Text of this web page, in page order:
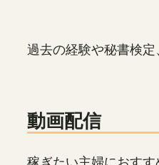
過去の経験や秘書検
動画配信
稼ぎたい主婦におすす